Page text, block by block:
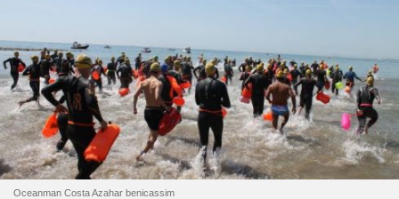
Oceanman Costa Azahar benicassim